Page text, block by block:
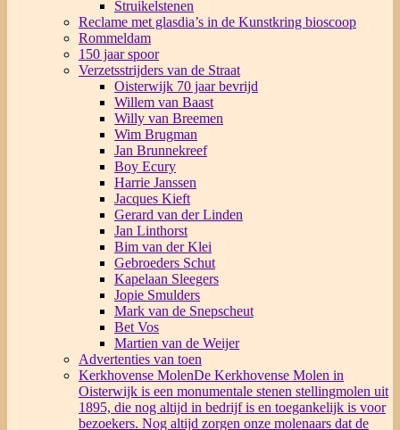
Struikelstenen
Reclame met glasdia’s in de Kunstkring bioscoop
Rommeldam
150 jaar spoor
Verzetsstrijders van de Straat
Oisterwijk 70 jaar bevrijd
Willem van Baast
Willy van Breemen
Wim Brugman
Jan Brunnekreef
Boy Ecury
Harrie Janssen
Jacques Kieft
Gerard van der Linden
Jan Linthorst
Bim van der Klei
Gebroeders Schut
Kapelaan Sleegers
Jopie Smulders
Mark van de Snepscheut
Bet Vos
Martien van de Weijer
Advertenties van toen
Kerkhovense MolenDe Kerkhovense Molen in
Oisterwijk is een monumentale stenen stellingmolen uit
1895, die nog altijd in bedrijf is en toegankelijk is voor
bezoekers. Nog altijd zorgen onze molenaars dat de